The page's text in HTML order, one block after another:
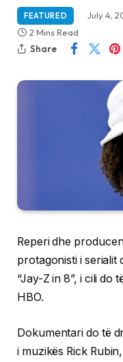
FEATURED July 4,
2 Mins Read
Share
Reperi dhe
protagonisti i serialit
“Jay-Z in 8”, i cili do
HBO.
Dokumentari do të
i muzikës Rick